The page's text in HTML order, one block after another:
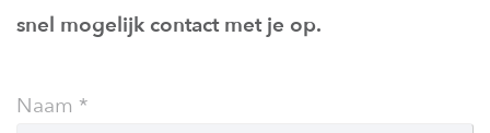
snel mogelijk contact met je op.
Leave
Naam